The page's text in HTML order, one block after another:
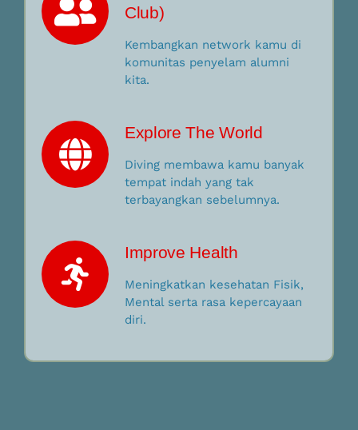
Club)
Kembangkan network kamu di
komunitas penyelam alumni
kita.
Explore The World
Diving membawa kamu banyak
tempat indah yang tak
terbayangkan sebelumnya.
Improve Health
Meningkatkan kesehatan Fisik,
Mental serta rasa kepercayaan
diri.